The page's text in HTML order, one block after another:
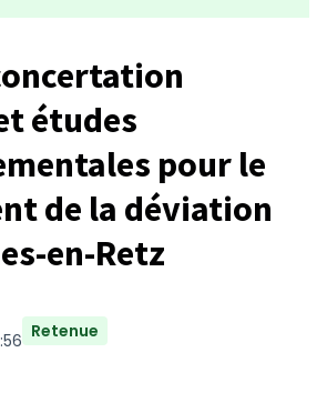
études
pour le
de la déviation
en-Retz
Retenue